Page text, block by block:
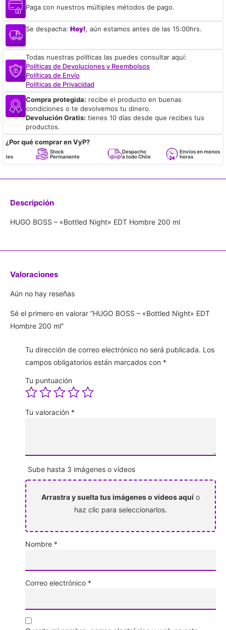
Paga con nuestros múltiples métodos de pago.
Se despacha: Hoy!, aún estamos antes de las 15:00hrs.
Todas nuestras políticas las puedes consultar aquí:
Políticas de Devoluciones y Reembolsos
Políticas de Envío
Políticas de Privacidad
Compra protegida: recibe el producto en buenas
condiciones o te devolvemos tu dinero.
Devolución Gratis: tienes 10 días desde que recibes tus
productos.
¿Por qué comprar en VyP?
Stock
Permanente
Despacho
a todo Chile
Envíos en menos de 24
horas
Descripción
HUGO BOSS – «Bottled Night» EDT Hombre 200 ml
Valoraciones
Aún no hay reseñas
Sé el primero en valorar “HUGO BOSS – «Bottled Night» EDT
Hombre 200 ml”
Tu dirección de correo electrónico no será publicada. Los
campos obligatorios están marcados con *
Tu puntuación
Tu valoración *
Sube hasta 3 imágenes o vídeos
Arrastra y suelta tus imágenes o videos aquí o
haz clic para seleccionarlos.
Nombre *
Correo electrónico *